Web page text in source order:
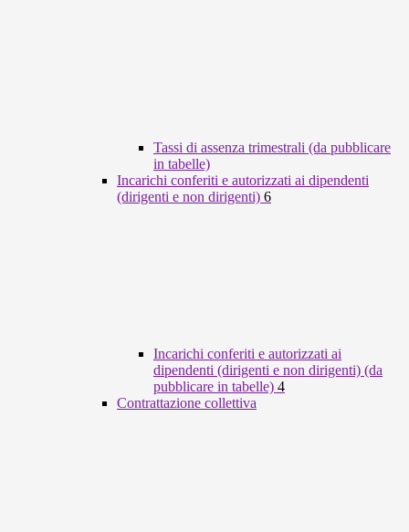
Tassi di assenza trimestrali (da pubblicare
in tabelle)
Incarichi conferiti e autorizzati ai dipendenti
(dirigenti e non dirigenti) 6
Incarichi conferiti e autorizzati ai
dipendenti (dirigenti e non dirigenti) (da
pubblicare in tabelle) 4
Contrattazione collettiva